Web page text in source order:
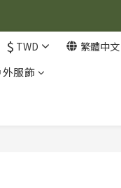
$ TWD 繁體中文
服飾